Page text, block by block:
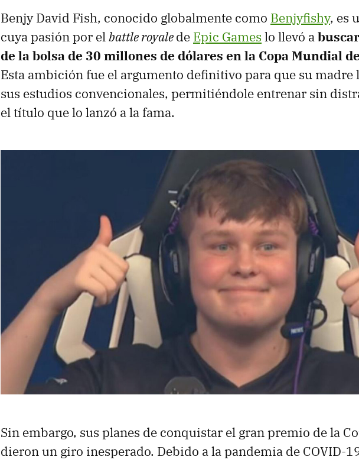
Benjy David Fish, conocido globalmente como Benjyfishy, es
cuya pasión por elbattle royalede Epic Games lo llevó a
de la bolsa de 30 millones de dólares en la Copa Mundial
Esta ambición fue el argumento definitivo para que su madre
sus estudios convencionales, permitiéndole entrenar sin
el título que lo lanzó a la fama.
Sin embargo, sus planes de conquistar el gran premio de la
dieron un giro inesperado. Debido a la pandemia de COVID-